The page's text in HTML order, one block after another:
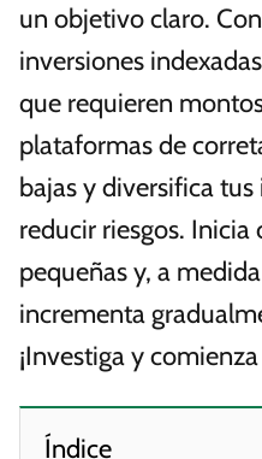
un objetivo claro.
inversiones
que requieren
plataformas de
bajas y diversifica
reducir riesgos. Inicia
pequeñas y, a
incrementa
¡Investiga y
Índice